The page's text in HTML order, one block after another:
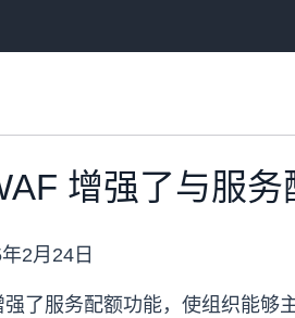
增强了与服务
2月24日
了服务配额功能，使组织能够